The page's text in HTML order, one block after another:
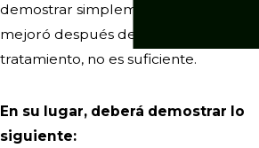
demostrar simplemente que usted no
mejoró después de recibir un
tratamiento, no es suficiente.
En su lugar, deberá demostrar lo
siguiente: